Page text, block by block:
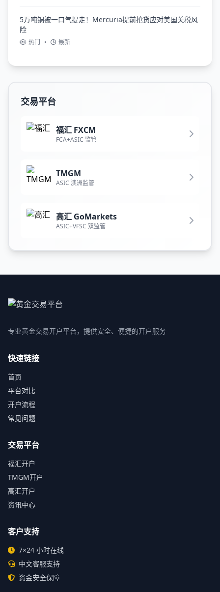
5万吨铜被一口气提走！Mercuria提前抢货应对美国关税风
险
热门 • 最新
交易平台
福汇 FXCM
FCA+ASIC 监管
TMGM
ASIC 澳洲监管
高汇 GoMarkets
ASIC+VFSC 双监管
专业黄金交易开户平台，提供安全、便捷的开户服务
快速链接
首页
平台对比
开户流程
常见问题
交易平台
福汇开户
TMGM开户
高汇开户
资讯中心
客户支持
7×24 小时在线
中文客服支持
资金安全保障